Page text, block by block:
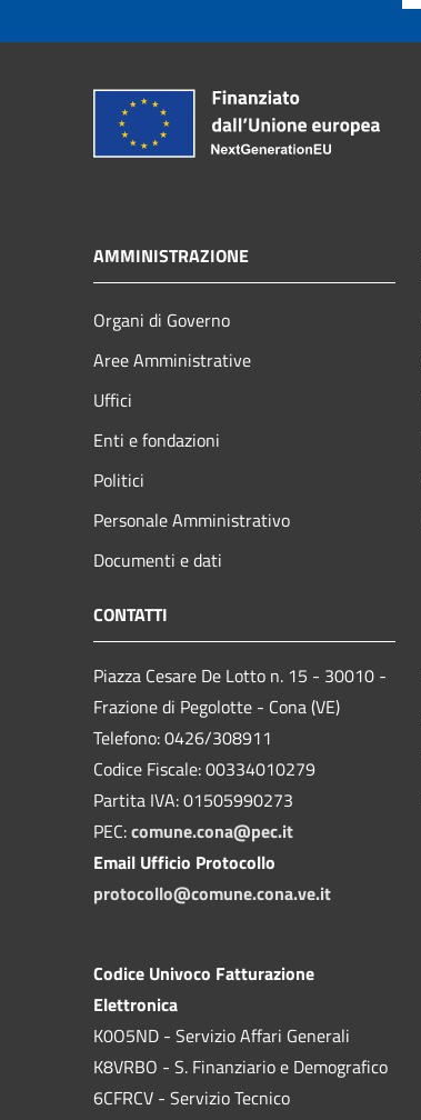
AMMINISTRAZIONE
Organi di Governo
Aree Amministrative
Uffici
Enti e fondazioni
Politici
Personale Amministrativo
Documenti e dati
CONTATTI
Piazza Cesare De Lotto n. 15 - 30010 -
Frazione di Pegolotte - Cona (VE)
Telefono: 0426/308911
Codice Fiscale: 00334010279
Partita IVA: 01505990273
PEC:comune.cona@pec.it
Email Ufficio Protocollo
protocollo@comune.cona.ve.it
Codice Univoco Fatturazione
Elettronica
K0O5ND - Servizio Affari Generali
K8VRBO - S. Finanziario e Demografico
6CFRCV - Servizio Tecnico